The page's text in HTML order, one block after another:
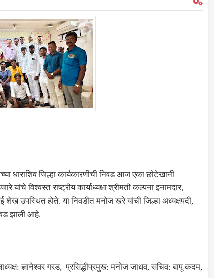
धाराशिव जिल्हा कार्यकारणीची निवड आज एका छोटेखानी
विश्वस्त राष्ट्रीय कार्याध्यक्षा श्रीमती कल्पना इनामदार,
शेख उपस्थित होते. या निवडीत मनोज खरे यांची जिल्हा अध्यक्षपदी,
झाली आहे.
ज्ञानेश्वर गरड, प्रसिद्धीप्रमुख: मनोज जाधव, सचिव: बापू कदम,